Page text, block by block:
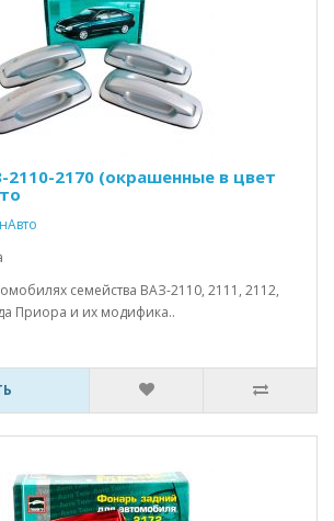
2110-2170 (окрашенные в цвет
семейства ВАЗ-2110, 2111, 2112,
Приора и их модифика..